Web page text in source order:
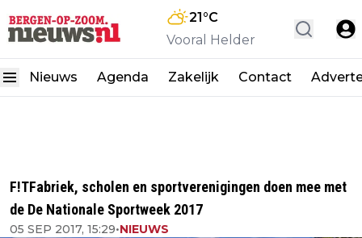
21°C
Vooral Helder
Nieuws Agenda Zakelijk Contact
F!TFabriek, scholen en sportverenigingen doen mee met
de De Nationale Sportweek 2017
05 SEP 2017, 15:29•NIEUWS